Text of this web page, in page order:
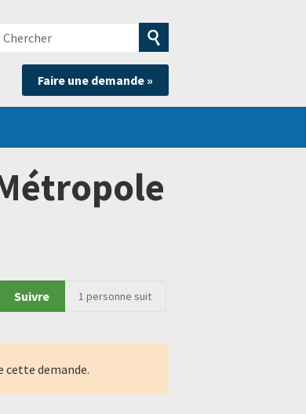
Soumettre
la
recherche
Faire une demande »
Suivre 1 personne suit
cette demande.